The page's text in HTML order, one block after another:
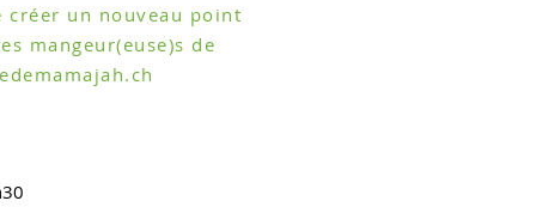
créer un nouveau point
mangeur(euse)s de